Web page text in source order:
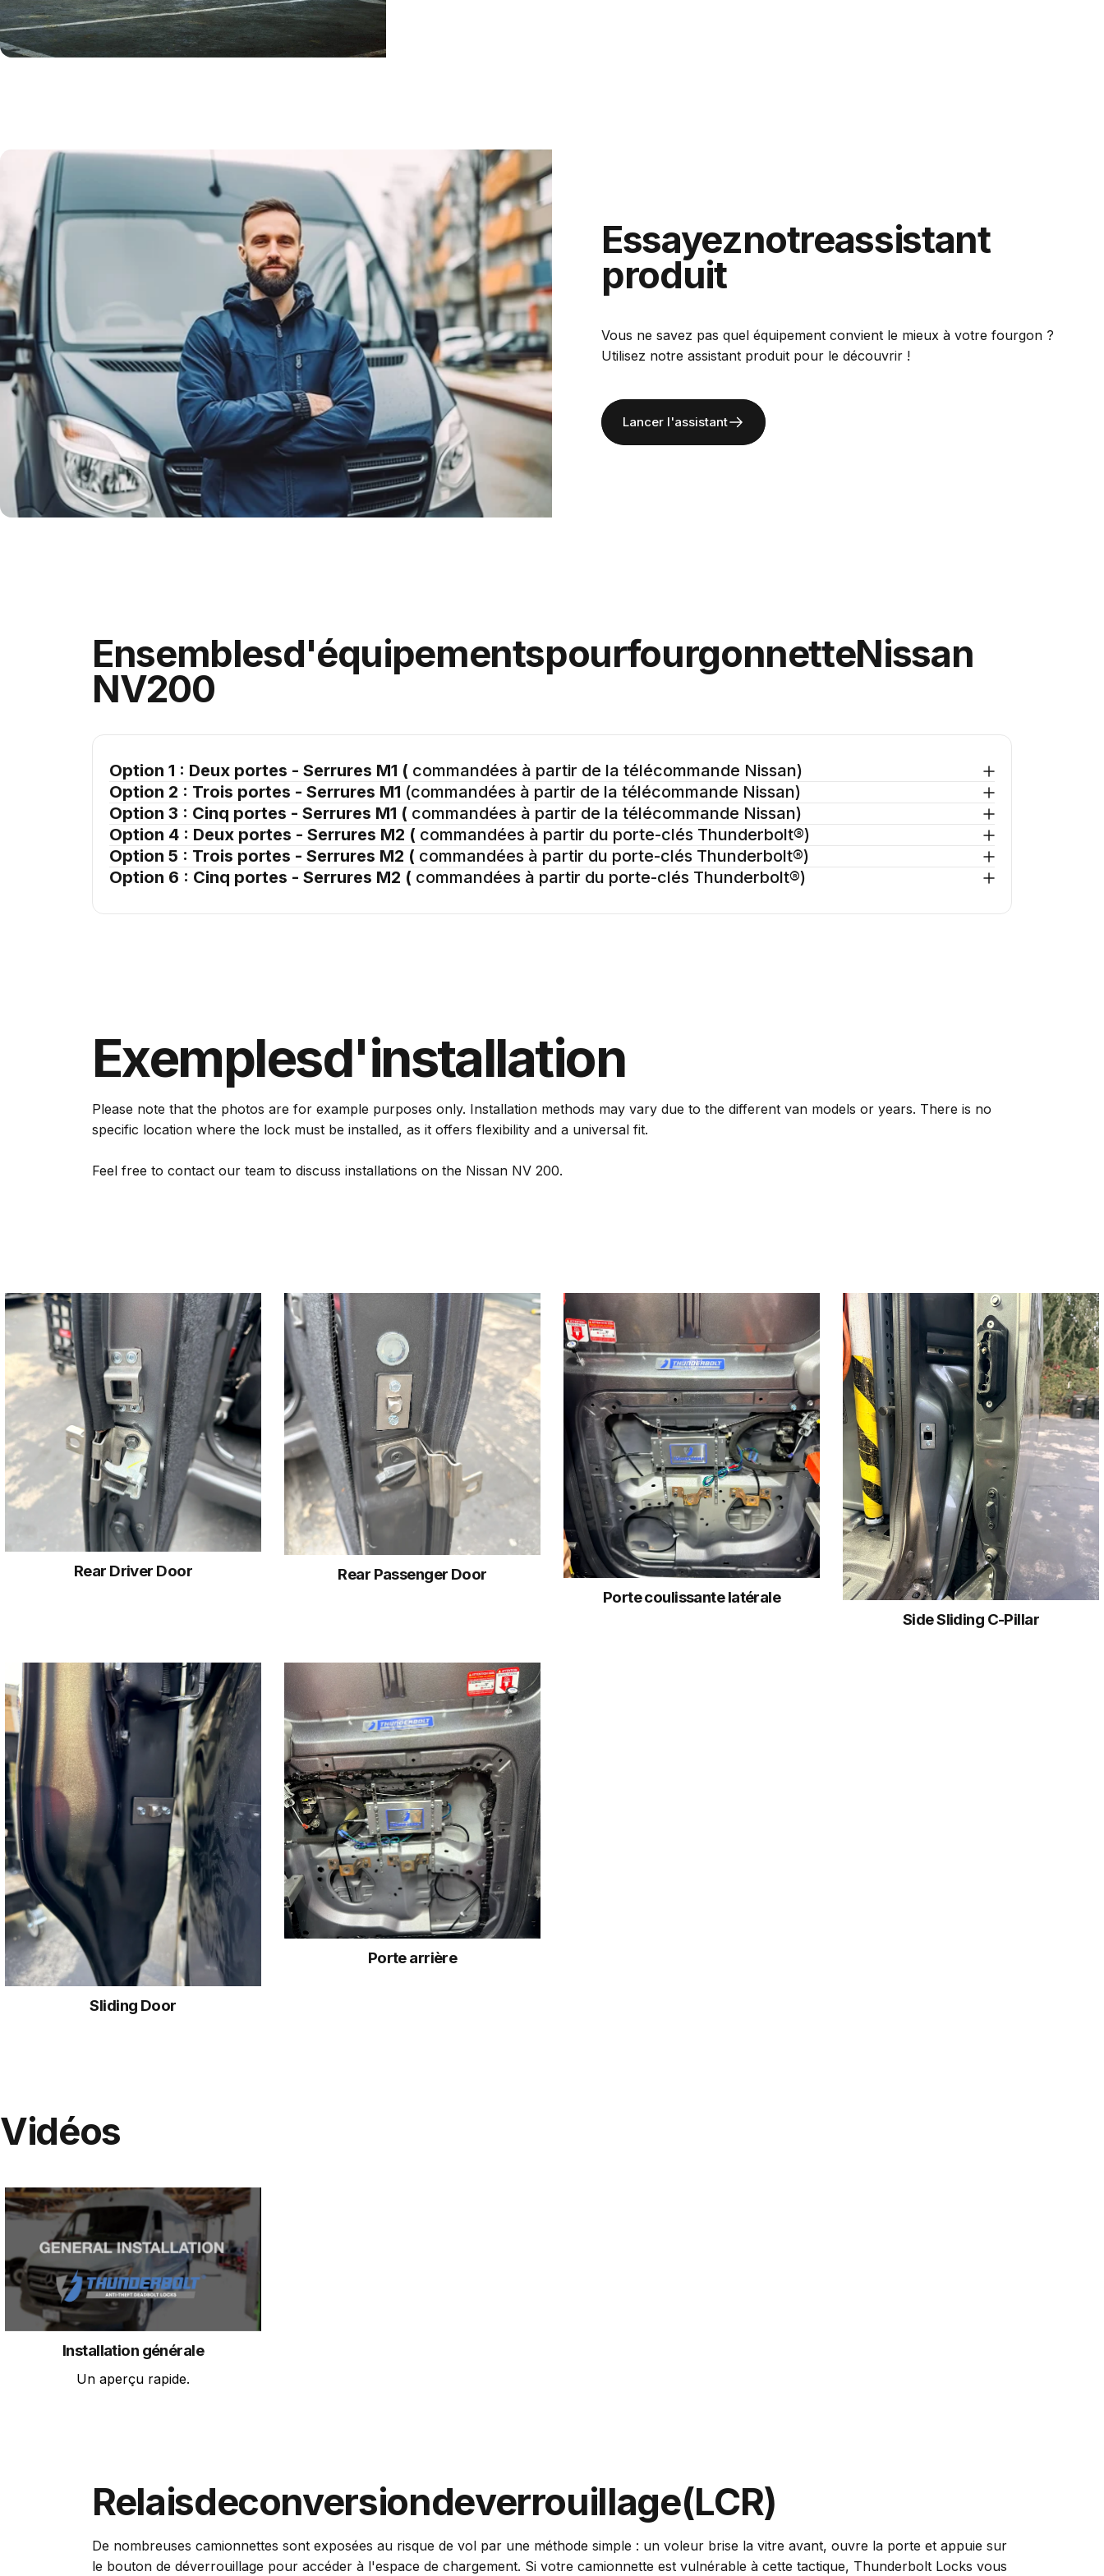
Essayeznotreassistant
produit
Vous ne savez pas quel équipement convient le mieux à votre fourgon ?
Utilisez notre assistant produit pour le découvrir !
Lancer l'assistant
Ensemblesd'équipementspourfourgonnetteNissan
NV200
Option 1 : Deux portes - Serrures M1 ( commandées à partir de la télécommande Nissan)
Option 2 : Trois portes - Serrures M1 (commandées à partir de la télécommande Nissan)
Option 3 : Cinq portes - Serrures M1 ( commandées à partir de la télécommande Nissan)
Option 4 : Deux portes - Serrures M2 ( commandées à partir du porte-clés Thunderbolt®)
Option 5 : Trois portes - Serrures M2 ( commandées à partir du porte-clés Thunderbolt®)
Option 6 : Cinq portes - Serrures M2 ( commandées à partir du porte-clés Thunderbolt®)
Exemplesd'installation
Please note that the photos are for example purposes only. Installation methods may vary due to the different van models or years. There is no
specific location where the lock must be installed, as it offers flexibility and a universal fit.
Feel free to contact our team to discuss installations on the Nissan NV 200.
Rear Driver Door
Rear Passenger Door
Porte coulissante latérale
Side Sliding C-Pillar
Sliding Door
Porte arrière
Vidéos
Installation générale
Un aperçu rapide.
Relaisdeconversiondeverrouillage(LCR)
De nombreuses camionnettes sont exposées au risque de vol par une méthode simple : un voleur brise la vitre avant, ouvre la porte et appuie sur
le bouton de déverrouillage pour accéder à l'espace de chargement. Si votre camionnette est vulnérable à cette tactique, Thunderbolt Locks vous